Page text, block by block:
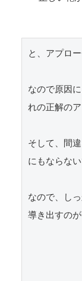
と、アプロ
なので原因
れの正解の
そして、間
にもならな
なので、し
導き出すの